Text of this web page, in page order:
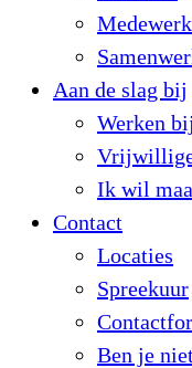
Aan de slag bij
Werken bij
Ik wil
Contact
Locaties
Spreekuur
Ben je